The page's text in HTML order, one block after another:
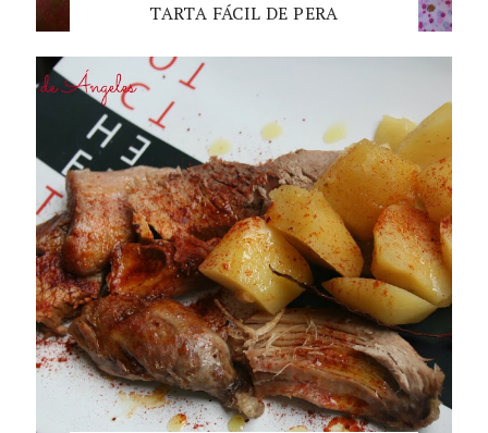
TARTA FÁCIL DE PERA